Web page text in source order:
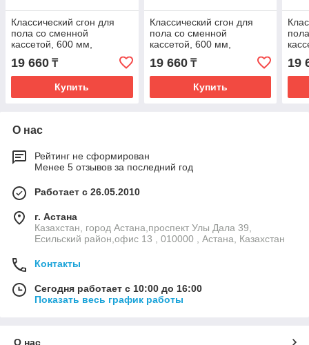
Классический сгон для
пола со сменной
кассетой, 600 мм,
Розовый цвет
19 660 ₸
Купить
Классический сгон для
пола со сменной
кассетой, 600 мм,
зеленый цвет
19 660₸
Купить
19
О нас
Рейтинг не сформирован
Менее 5 отзывов за последний год
Работает с 26.05.2010
г. Астана
Казахстан, город Астана,проспект Улы Дала 39,
Есильский район,офис 13 , 010000 , Астана, Казахстан
Контакты
Сегодня работает с 10:00 до 16:00
Показать весь график работы
О нас